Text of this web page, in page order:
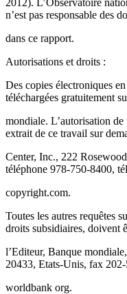
n’est pas responsable des
dans ce rapport.
Autorisations et droits :
Des copies électroniques
téléchargées gratuitement
mondiale. L’autorisation
extrait de ce travail sur
Center, Inc., 222
téléphone 978-750-8400,
copyright.com.
Toutes les autres requêtes
droits subsidiaires, doivent
l’Editeur, Banque
20433, Etats-Unis, fax
worldbank org.